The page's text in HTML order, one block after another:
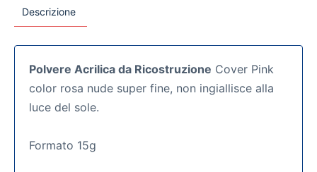
Descrizione
Polvere Acrilica da Ricostruzione Cover Pink
color rosa nude super fine, non ingiallisce alla
luce del sole.
Formato 15g